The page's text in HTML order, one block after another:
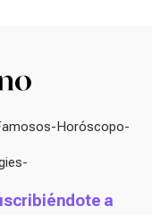
Horóscopo
a